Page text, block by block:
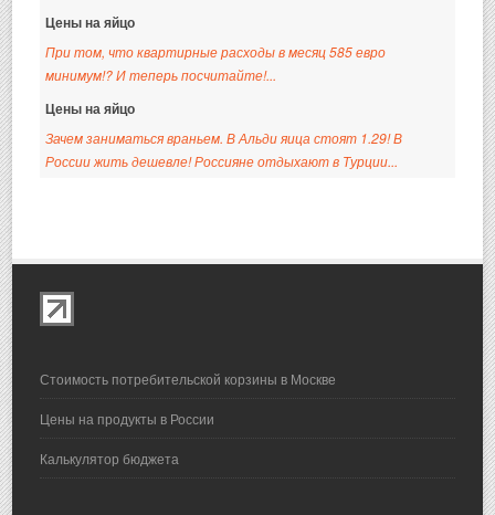
Цены на яйцо
При том, что квартирные расходы в месяц 585 евро
минимум!? И теперь посчитайте!...
Цены на яйцо
Зачем заниматься враньем. В Альди яица стоят 1.29! В
России жить дешевле! Россияне отдыхают в Турции...
Стоимость потребительской корзины в Москве
Цены на продукты в России
Калькулятор бюджета